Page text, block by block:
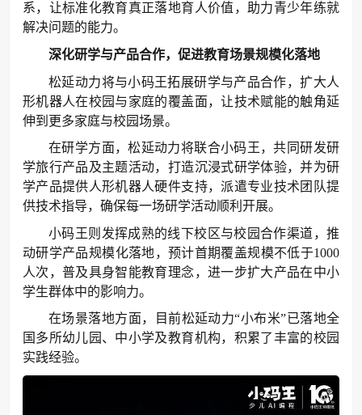
系，让标准化教育真正落地育人价值，助力青少年练就
解决问题的能力。
深化研学与产品合作，促进教育场景规模化落地
松延动力将与小码王拓展研学与产品合作，扩大人
形机器人在校园与家庭的覆盖面，让技术赋能的触角延
伸到更多家庭与校园场景。
在研学方面，松延动力将联合小码王，共同研发研
学旅行产品及主题活动，打造沉浸式研学体验，并为研
学产品提供人形机器人硬件支持，派遣专业技术团队提
供技术指导，确保每一场研学活动顺利开展。
小码王则发挥成熟的线下校区与校园合作渠道，推
动研学产品规模化落地，预计首期覆盖规模不低于1000
人次，普及具身智能教育理念，进一步扩大产品在中小
学生群体中的影响力。
在场景落地方面，目前松延动力“小布米”已落地全
国多所幼儿园、中小学及教育机构，积累了丰富的校园
实践经验。